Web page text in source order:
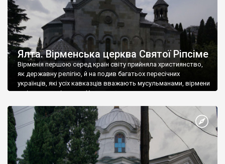
Ялта. Вірменська церква Святої Ріпсіме
Вірменія першою серед країн світу прийняла християнство,
як державну релігію, й на подив багатьох пересічних
українців, які усіх кавказців вважають мусульманами, вірмени
є відданими вірянами Христа